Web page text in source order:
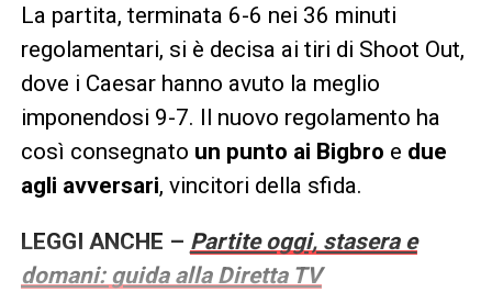
La partita, terminata 6-6 nei 36 minuti
regolamentari, si è decisa ai tiri di Shoot Out,
dove i Caesar hanno avuto la meglio
imponendosi 9-7. Il nuovo regolamento ha
così consegnato un punto ai Bigbro e due
agli avversari, vincitori della sfida.
LEGGI ANCHE – Partite oggi, stasera e
domani: guida alla Diretta TV